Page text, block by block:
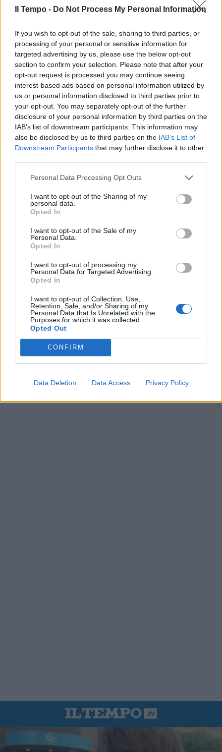
Il Tempo - Do Not Process My Personal Information
If you wish to opt-out of the sale, sharing to third parties, or
processing of your personal or sensitive information for
targeted advertising by us, please use the below opt-out
section to confirm your selection. Please note that after your
opt-out request is processed you may continue seeing
interest-based ads based on personal information utilized by
us or personal information disclosed to third parties prior to
your opt-out. You may separately opt-out of the further
disclosure of your personal information by third parties on the
IAB’s list of downstream participants. This information may
also be disclosed by us to third parties on the IAB’s List of
Downstream Participants that may further disclose it to other
Personal Data Processing Opt Outs
I want to opt-out of the Sharing of my
personal data.
Opted In
I want to opt-out of the Sale of my
Personal Data.
Opted In
I want to opt-out of processing my
Personal Data for Targeted Advertising.
Opted In
I want to opt-out of Collection, Use,
Retention, Sale, and/or Sharing of my
Personal Data that Is Unrelated with the
Purposes for which it was collected.
Opted Out
CONFIRM
Data Deletion Data Access Privacy Policy